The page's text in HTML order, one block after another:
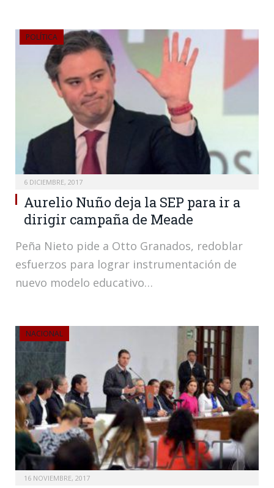
POLÍTICA
6 DICIEMBRE, 2017
Aurelio Nuño deja la SEP para ir a
dirigir campaña de Meade
Peña Nieto pide a Otto Granados, redoblar
esfuerzos para lograr instrumentación de
nuevo modelo educativo…
NACIONAL
16 NOVIEMBRE, 2017